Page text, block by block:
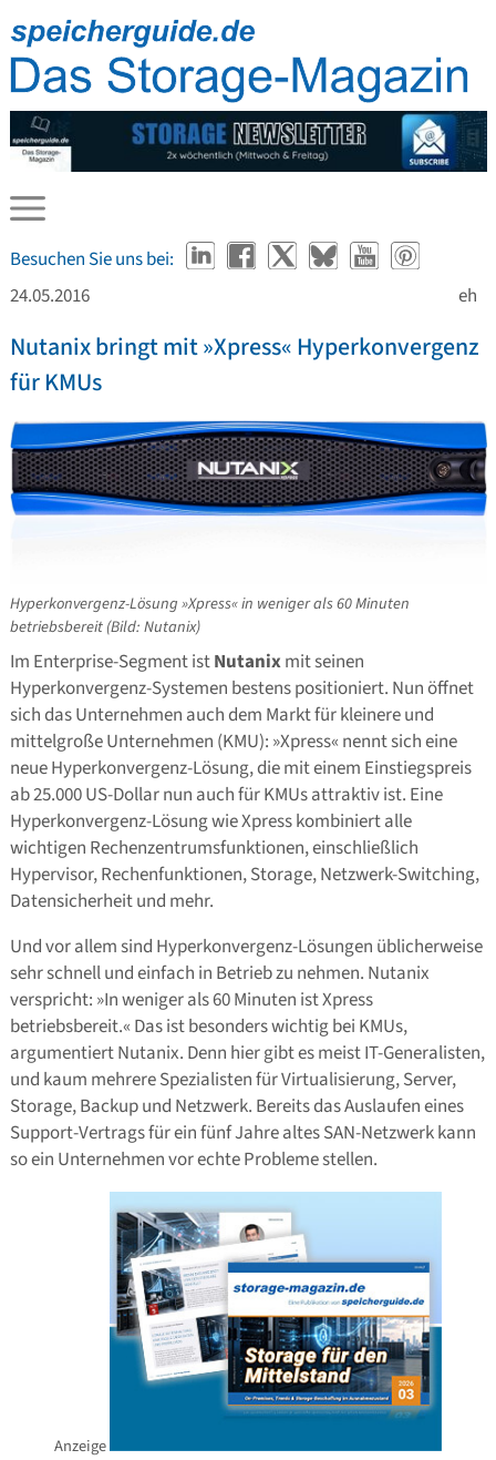
Besuchen Sie uns bei:
24.05.2016
eh
Nutanix bringt mit »Xpress« Hyperkonvergenz
für KMUs
Hyperkonvergenz-Lösung »Xpress« in weniger als 60 Minuten
betriebsbereit (Bild: Nutanix)
Im Enterprise-Segment istNutanixmit seinen
Hyperkonvergenz-Systemen bestens positioniert. Nun öffnet
sich das Unternehmen auch dem Markt für kleinere und
mittelgroße Unternehmen (KMU): »Xpress« nennt sich eine
neue Hyperkonvergenz-Lösung, die mit einem Einstiegspreis
ab 25.000 US-Dollar nun auch für KMUs attraktiv ist. Eine
Hyperkonvergenz-Lösung wie Xpress kombiniert alle
wichtigen Rechenzentrumsfunktionen, einschließlich
Hypervisor, Rechenfunktionen, Storage, Netzwerk-Switching,
Datensicherheit und mehr.
Und vor allem sind Hyperkonvergenz-Lösungen üblicherweise
sehr schnell und einfach in Betrieb zu nehmen. Nutanix
verspricht: »In weniger als 60 Minuten ist Xpress
betriebsbereit.« Das ist besonders wichtig bei KMUs,
argumentiert Nutanix. Denn hier gibt es meist IT-Generalisten,
und kaum mehrere Spezialisten für Virtualisierung, Server,
Storage, Backup und Netzwerk. Bereits das Auslaufen eines
Support-Vertrags für ein fünf Jahre altes SAN-Netzwerk kann
so ein Unternehmen vor echte Probleme stellen.
Anzeige